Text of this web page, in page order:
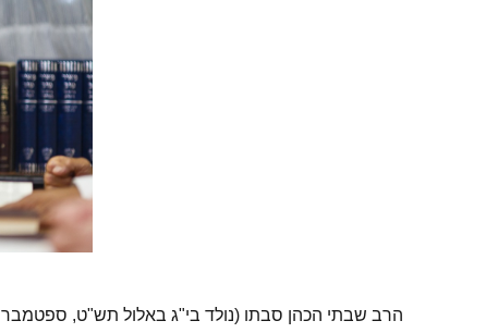
הרב שבתי הכהן סבתו (נולד בי"ג באלול תש"ט, ספטמבר 1949) הוא ראש הישיבה התיכונית "נתיבות יוסף" והישיבה הגבוהה "מאור טוביה"